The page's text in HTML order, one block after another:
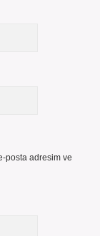
posta adresim ve